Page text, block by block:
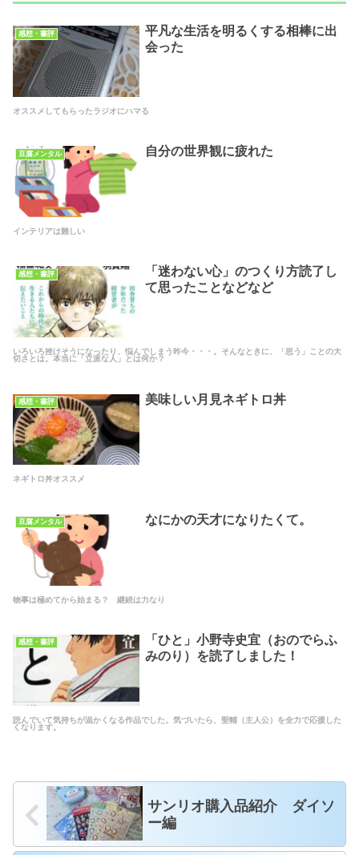
感想・書評
平凡な生活を明るくする相棒に出
会った
オススメしてもらったラジオにハマる
豆腐メンタル 自分の世界観に疲れた
インテリアは難しい
感想・書評
「迷わない心」のつくり方読了し
て思ったことなどなど
いろいろ挫けそうになったり、悩んでしまう昨今・・・。そんなときに、「思う」ことの大
切さとは。本当に「立派な人」とは何か？
感想・書評 美味しい月見ネギトロ丼
ネギトロ丼オススメ
豆腐メンタル なにかの天才になりたくて。
物事は極めてから始まる？ 継続は力なり
感想・書評
「ひと」小野寺史宜（おのでらふ
みのり）を読了しました！
読んでいて気持ちが温かくなる作品でした。気づいたら、聖輔（主人公）を全力で応援した
くなります。
サンリオ購入品紹介 ダイソ
ー編